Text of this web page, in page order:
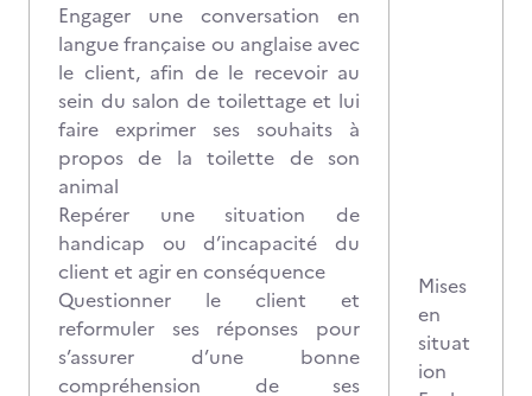
Engager une conversation en
langue française ou anglaise avec
le client, afin de le recevoir au
sein du salon de toilettage et lui
faire exprimer ses souhaits à
propos de la toilette de son
animal
Repérer une situation de
handicap ou d’incapacité du
client et agir en conséquence
Questionner le client et
reformuler ses réponses pour
s’assurer d’une bonne
compréhension de ses
Mises
en
situat
ion